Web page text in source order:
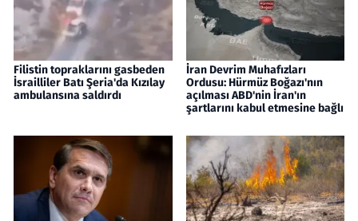
Filistin topraklarını gasbeden
İsrailliler Batı Şeria'da Kızılay
ambulansına saldırdı
İran Devrim Muhafızları
Ordusu: Hürmüz Boğazı'nın
açılması ABD'nin İran'ın
şartlarını kabul etmesine bağlı